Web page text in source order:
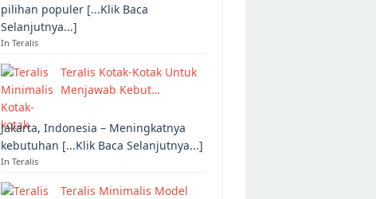
pilihan populer [...Klik Baca
Selanjutnya...]
In Teralis
Teralis Kotak-Kotak Untuk
Menjawab Kebut…
Jakarta, Indonesia – Meningkatnya
kebutuhan [...Klik Baca Selanjutnya...]
In Teralis
Teralis Minimalis Model